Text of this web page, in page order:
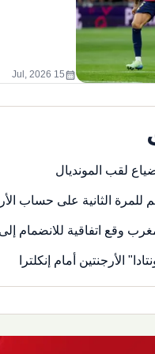
calendar_month
15 Jul, 2026
لقب المونديال
للمرة الثانية على حساب
وقع اتفاقية للانضمام
الأرجنتين أمام إنكلترا